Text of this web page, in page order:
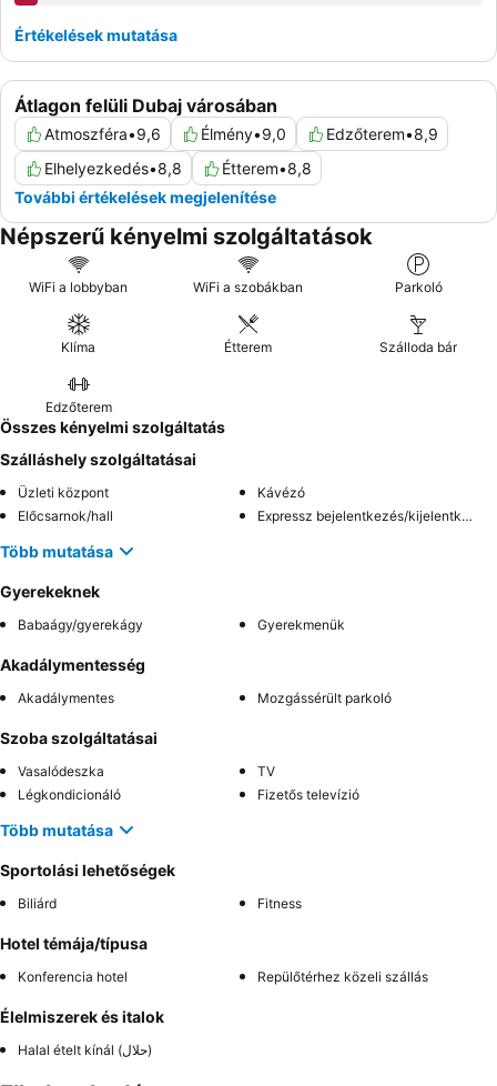
Átlagon felüli Dubaj városában
Atmoszféra•9,6 Élmény•9,0 Edzőterem•8,9
Elhelyezkedés•8,8 Étterem•8,8
További értékelések megjelenítése
Értékelések mutatása
Népszerű kényelmi szolgáltatások
WiFi a lobbyban WiFi a szobákban Parkoló
Klíma Étterem Szálloda bár
Edzőterem
Összes kényelmi szolgáltatás
Szálláshely szolgáltatásai
Üzleti központ
Kávézó
Előcsarnok/hall
Expressz bejelentkezés/kijelentkezés
Több mutatása
Gyerekeknek
Babaágy/gyerekágy Gyerekmenük
Akadálymentesség
Akadálymentes Mozgássérült parkoló
Szoba szolgáltatásai
Vasalódeszka
TV
Légkondicionáló
Fizetős televízió
Több mutatása
Sportolási lehetőségek
Biliárd Fitness
Hotel témája/típusa
Konferencia hotel Repülőtérhez közeli szállás
Élelmiszerek és italok
Halal ételt kínál (حلال)